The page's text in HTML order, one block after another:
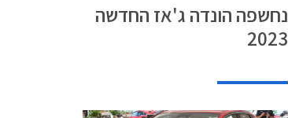
נחשפה הונדה ג'אז החדשה
2023